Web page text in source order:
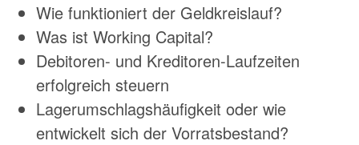
Wie funktioniert der Geldkreislauf?
Was ist Working Capital?
Debitoren- und Kreditoren-Laufzeiten
erfolgreich steuern
Lagerumschlagshäufigkeit oder wie
entwickelt sich der Vorratsbestand?